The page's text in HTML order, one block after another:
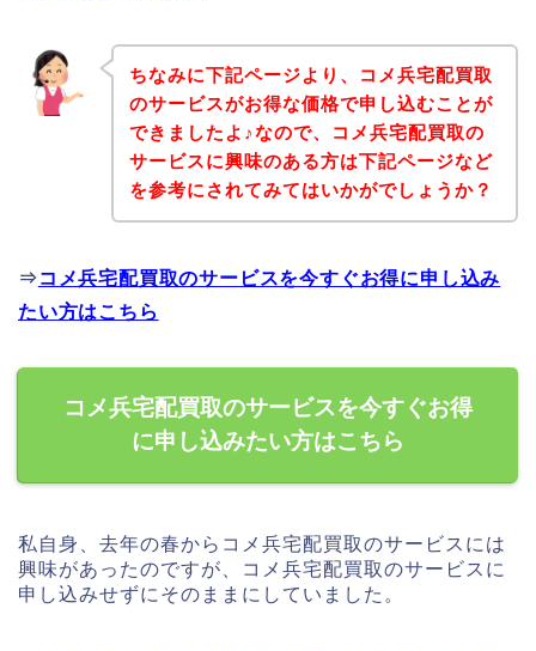
ちなみに下記ページより、コメ兵宅配買取
のサービスがお得な価格で申し込むことが
できましたよ♪なので、コメ兵宅配買取の
サービスに興味のある方は下記ページなど
を参考にされてみてはいかがでしょうか？
⇒ コメ兵宅配買取のサービスを今すぐお得に申し込み
たい方はこちら
コメ兵宅配買取のサービスを今すぐお得
に申し込みたい方はこちら
私自身、去年の春からコメ兵宅配買取のサービスには
興味があったのですが、コメ兵宅配買取のサービスに
申し込みせずにそのままにしていました。